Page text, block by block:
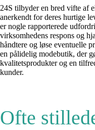
24S tilbyder en bred vifte af
anerkendt for deres hurtige
er nogle rapporterede
virksomhedens respons og
håndtere og løse eventuelle
en pålidelig modebutik, der
kvalitetsprodukter og en
kunder.
Ofte